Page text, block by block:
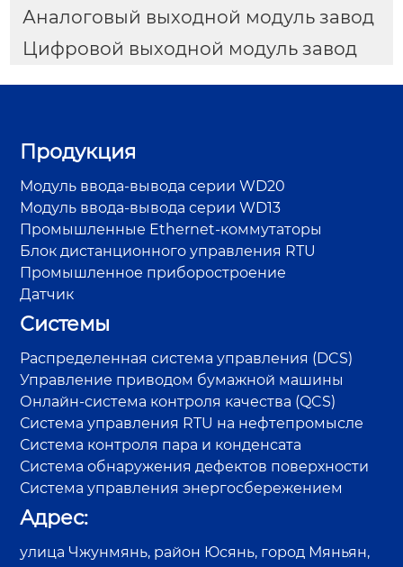
Аналоговый выходной модуль завод
Цифровой выходной модуль завод
Продукция
Модуль ввода-вывода серии WD20
Модуль ввода-вывода серии WD13
Промышленные Ethernet-коммутаторы
Блок дистанционного управления RTU
Промышленное приборостроение
Датчик
Системы
Распределенная система управления (DCS)
Управление приводом бумажной машины
Онлайн-система контроля качества (QCS)
Система управления RTU на нефтепромысле
Система контроля пара и конденсата
Система обнаружения дефектов поверхности
Система управления энергосбережением
Адрес:
улица Чжунмянь, район Юсянь, город Мяньян,